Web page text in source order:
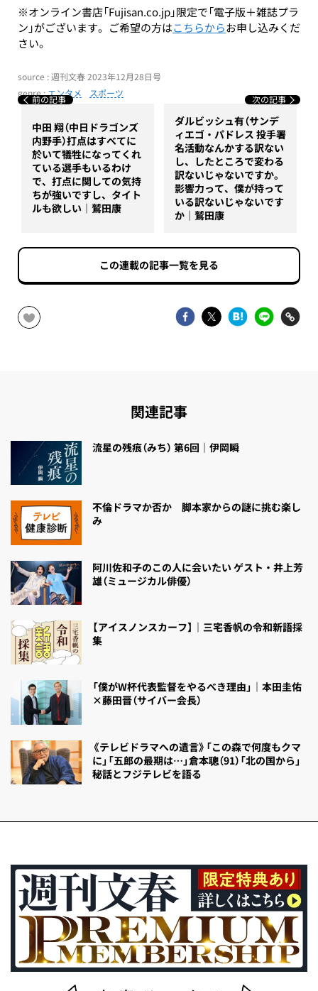
※オンライン書店「Fujisan.co.jp」限定で「電子版＋雑誌プラ
ン」がございます。ご希望の方はこちらからお申し込みくだ
さい。
source : 週刊文春 2023年12月28日号
genre :エンタメ スポーツ
前の記事
中田 翔（中日ドラゴンズ
内野手）打点はすべてに
於いて犠牲になってくれ
ている選手もいるわけ
で、打点に関しての気持
ちが強いですし、タイト
ルも欲しい｜鷲田康
次の記事
ダルビッシュ有（サンデ
ィエゴ・パドレス 投手署
名活動なんかする訳ない
し、したところで変わる
訳ないじゃないですか。
影響力って、僕が持って
いる訳ないじゃないです
か｜鷲田康
この連載の記事一覧を見る
関連記事
流星の残痕（みち） 第6回｜伊岡瞬
不倫ドラマか否か 脚本家からの謎に挑む楽し
み
阿川佐和子のこの人に会いたい ゲスト・井上芳
雄（ミュージカル俳優）
【アイスノンスカーフ】｜三宅香帆の令和新語採
集
「僕がW杯代表監督をやるべき理由」｜本田圭佑
×藤田晋（サイバー会長）
《テレビドラマへの遺言》「この森で何度もクマ
に」「五郎の最期は…」倉本聰（91）「北の国から」
秘話とフジテレビを語る